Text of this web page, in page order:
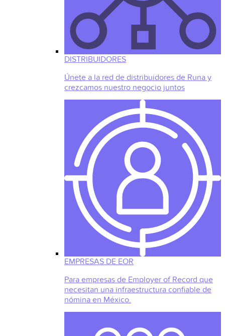
DISTRIBUIDORES
Únete a la red de distribuidores de Runa y
crezcamos nuestro negocio juntos
EMPRESAS DE EOR
Para empresas de Employer of Record que
necesitan una infraestructura confiable de
nómina en México.